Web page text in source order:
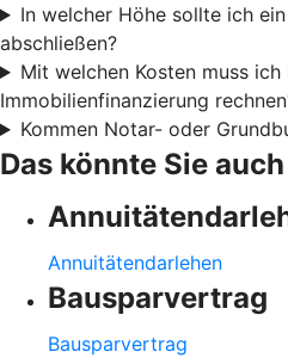
In welcher Höhe sollte ich
abschließen?
Mit welchen Kosten muss ich
Immobilienfinanzierung
Kommen Notar- oder
Das könnte Sie
Annuitätendarlehen
Bausparvertrag
Bausparvertrag